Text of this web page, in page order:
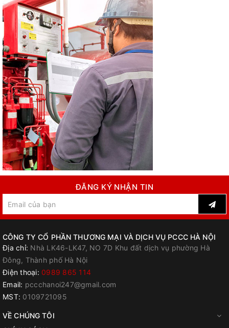
ĐĂNG KÝ NHẬN TIN
CÔNG TY CỔ PHẦN THƯƠNG MẠI VÀ DỊCH VỤ PCCC HÀ NỘI
Địa chỉ: Nhà LK46-LK47, NO 7D Khu đất dịch vụ phường Hà
Đông, Thành phố Hà Nội
Điện thoại: 0989 865 114
Email: pccchanoi247@gmail.com
MST: 0109721095
VỀ CHÚNG TÔI